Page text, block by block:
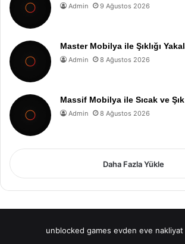
Admin 9 Ağustos 2026
Master Mobilya ile Şıklığı
Admin 8 Ağustos 2026
Massif Mobilya ile Sıcak ve
Admin 8 Ağustos 2026
Daha Fazla Yükle
unblocked games evden eve nakliyat